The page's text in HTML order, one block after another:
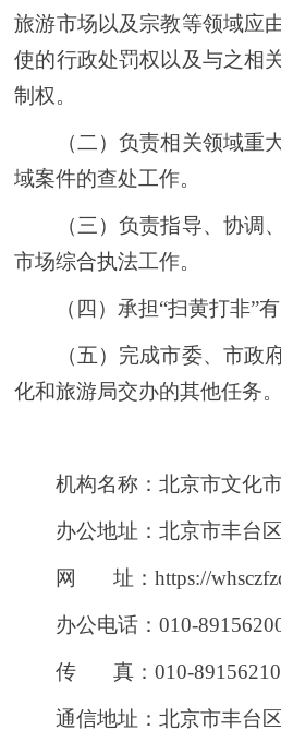
旅游市场以及宗教等领域应
使的行政处罚权以及与之相
制权。
（二）负责相关领域重大
域案件的查处工作。
（三）负责指导、协调、
市场综合执法工作。
（四）承担“扫黄打非”有
（五）完成市委、市政府
化和旅游局交办的其他任务。
机构名称：北京市文化市
办公地址：北京市丰台区
网 址：https://
办公电话：010-
传 真：010-89156210
通信地址：北京市丰台区